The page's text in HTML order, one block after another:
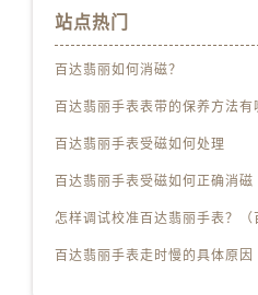
站点热门
百达翡丽如何消磁？
百达翡丽手表表带的保养方法有
百达翡丽手表受磁如何处理
百达翡丽手表受磁如何正确消磁
百达翡丽手表走时慢的具体原因